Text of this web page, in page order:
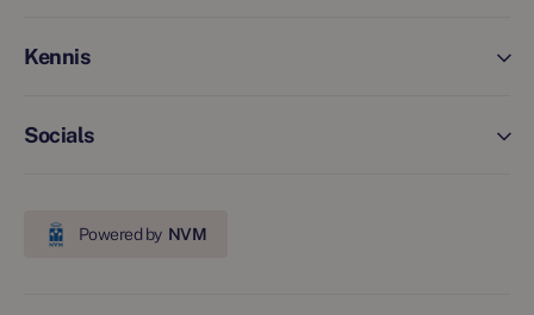
Kennis
Socials
Powered by NVM